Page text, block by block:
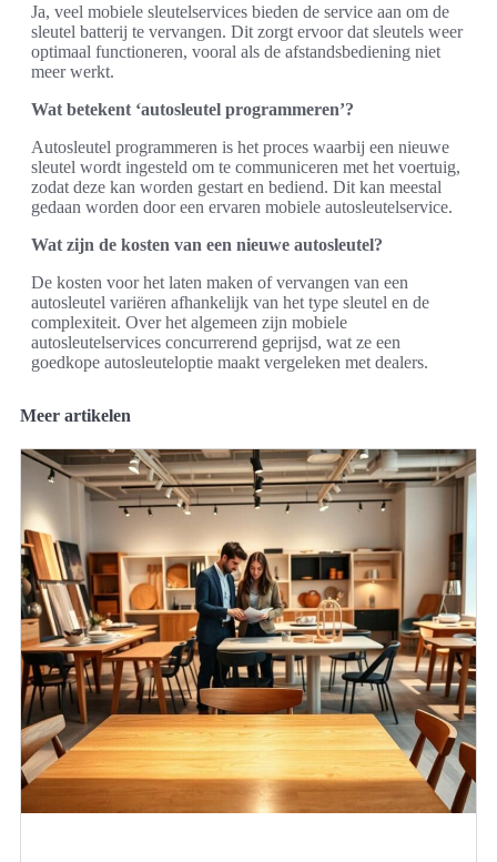
Ja, veel mobiele sleutelservices bieden de service aan om de
sleutel batterij te vervangen. Dit zorgt ervoor dat sleutels weer
optimaal functioneren, vooral als de afstandsbediening niet
meer werkt.
Wat betekent ‘autosleutel programmeren’?
Autosleutel programmeren is het proces waarbij een nieuwe
sleutel wordt ingesteld om te communiceren met het voertuig,
zodat deze kan worden gestart en bediend. Dit kan meestal
gedaan worden door een ervaren mobiele autosleutelservice.
Wat zijn de kosten van een nieuwe autosleutel?
De kosten voor het laten maken of vervangen van een
autosleutel variëren afhankelijk van het type sleutel en de
complexiteit. Over het algemeen zijn mobiele
autosleutelservices concurrerend geprijsd, wat ze een
goedkope autosleuteloptie maakt vergeleken met dealers.
Meer artikelen